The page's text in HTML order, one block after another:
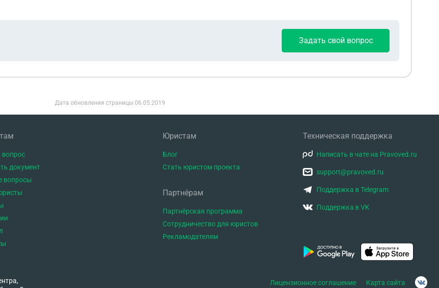
Задать свой вопрос
Дата обновления страницы 06.05.2019
вопрос
документ
вопросы
Юристам
Блог
Стать юристом проекта
Партнёрам
Партнёрская программа
Сотрудничество для юристов
Рекламодателям
Техническая поддержка
Написать в чате на Pravoved.ru
support@pravoved.ru
Поддержка в Telegram
Поддержка в VK
Лицензионное соглашение Карта сайта